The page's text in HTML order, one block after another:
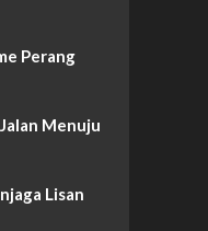
Perang
Menuju
Lisan